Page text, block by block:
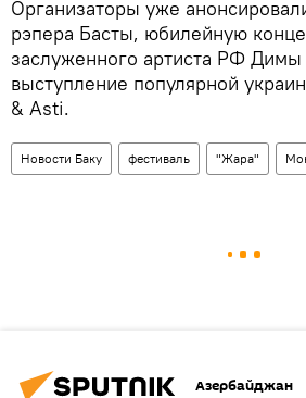
Организаторы уже
рэпера Басты, юбилейную
заслуженного артиста РФ Димы
выступление популярной
& Asti.
Новости Баку фестиваль "Жара"
Азербайджан